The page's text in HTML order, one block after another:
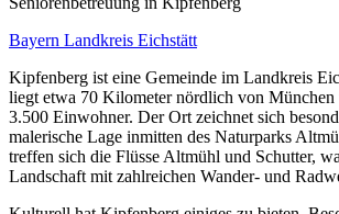
Bayern Landkreis Eichstätt
Kipfenberg ist eine Gemeinde im Landkreis
liegt etwa 70 Kilometer nördlich von München
3.500 Einwohner. Der Ort zeichnet sich
malerische Lage inmitten des Naturparks
treffen sich die Flüsse Altmühl und Schutter,
Landschaft mit zahlreichen Wander- und